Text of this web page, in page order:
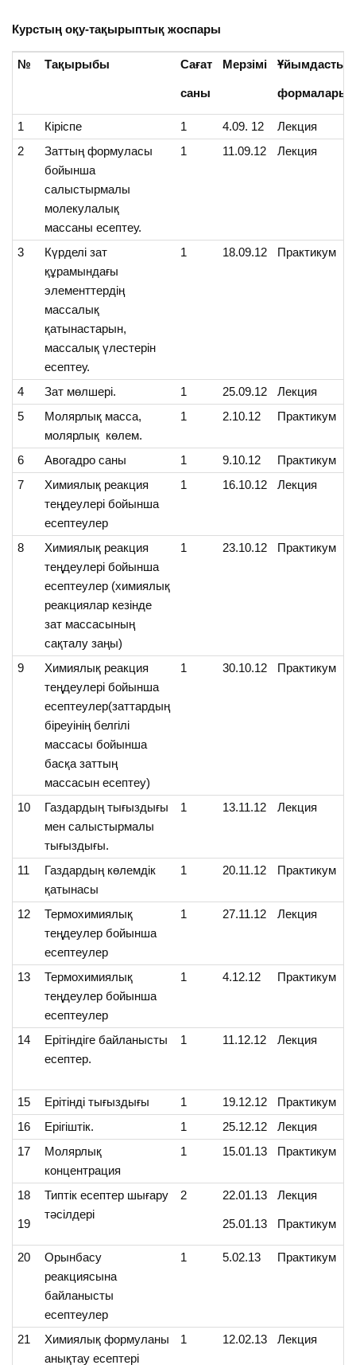
Курстың оқу-тақырыптық жоспары
№ Тақырыбы Сағат
саны
Мерзімі
формалары
1 Кіріспе 1 4.09. 12
Лекция
2
Заттың формуласы
бойынша
салыстырмалы
молекулалық
массаны есептеу.
1 11.09.12 Лекция
3
Күрделі зат
құрамындағы
элементтердің
массалық
қатынастарын,
массалық үлестерін
есептеу.
1 18.09.12 Практикум
4 Зат мөлшері. 1 25.09.12
Лекция
5
Молярлық масса,
молярлық көлем.
1 2.10.12 Практикум
6 Авогадро саны 1 9.10.12
Практикум
7
Химиялық реакция
теңдеулері бойынша
есептеулер
1 16.10.12 Лекция
8
Химиялық реакция
теңдеулері бойынша
есептеулер (химиялық
реакциялар кезінде
зат массасының
сақталу заңы)
1 23.10.12 Практикум
9
Химиялық реакция
теңдеулері бойынша
есептеулер(заттардың
біреуінің белгілі
массасы бойынша
басқа заттың
массасын есептеу)
1 30.10.12 Практикум
10
Газдардың тығыздығы
мен салыстырмалы
тығыздығы.
1 13.11.12 Лекция
11
Газдардың көлемдік
қатынасы
1 20.11.12 Практикум
12
Термохимиялық
теңдеулер бойынша
есептеулер
1 27.11.12 Лекция
13
Термохимиялық
теңдеулер бойынша
есептеулер
1 4.12.12 Практикум
14
Ерітіндіге байланысты
есептер.
1 11.12.12 Лекция
15 Ерітінді тығыздығы 1 19.12.12
Практикум
16
Ерігіштік. 1 25.12.12
Лекция
17
Молярлық
концентрация
1 15.01.13 Практикум
18
19
Типтік есептер шығару
тәсілдері
2 22.01.13
25.01.13
Лекция
Практикум
20
Орынбасу
реакциясына
байланысты
есептеулер
1 5.02.13 Практикум
21
Химиялық формуланы
анықтау есептері
1 12.02.13 Лекция